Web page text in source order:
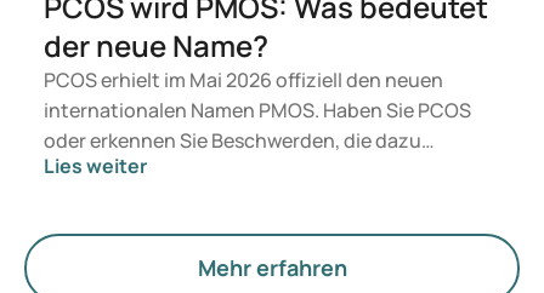
der neue Name?
PCOS erhielt im Mai 2026 offiziell den neuen
internationalen Namen PMOS. Haben Sie PCOS
oder erkennen Sie Beschwerden, die dazu
passen? Medizinisch ändert sich vorerst nichts.
Hormone, den Stoffwechsel und die Funktion der
Lies weiter
Mehr erfahren